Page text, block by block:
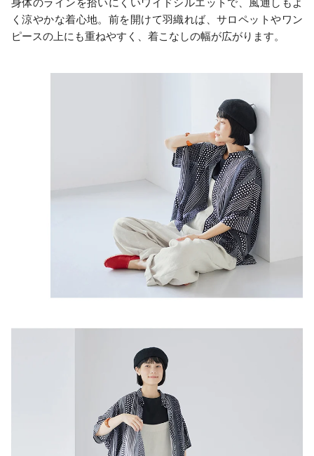
く涼やかな着心地。前を開けて羽織れば、サロペットやワン
ピースの上にも重ねやすく、着こなしの幅が広がります。